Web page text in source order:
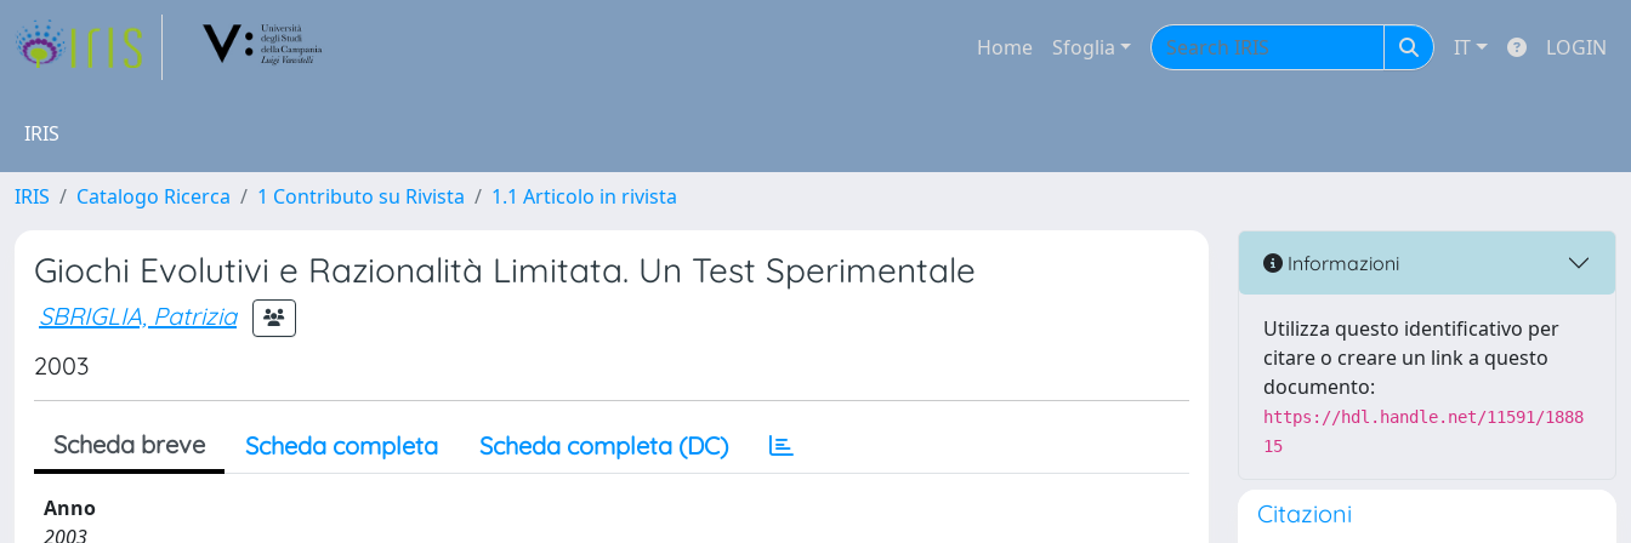
Home Sfoglia IT LOGIN
IRIS
IRIS Catalogo Ricerca 1 Contributo su Rivista 1.1 Articolo in rivista
Giochi Evolutivi e Razionalità Limitata. Un Test Sperimentale
SBRIGLIA, Patrizia
2003
Scheda breve Scheda completa Scheda completa (DC)
Anno
2003
Informazioni
Utilizza questo identificativo per
citare o creare un link a questo
documento:
https://hdl.handle.net/11591/1888
15
Citazioni